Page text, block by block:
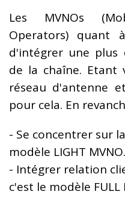
Les MVNOs
Operators) quant
d'intégrer une plus
de la chaîne. Etant
réseau d'antenne
pour cela. En
- Se concentrer sur
modèle LIGHT MVNO.
- Intégrer relation
c'est le modèle FULL